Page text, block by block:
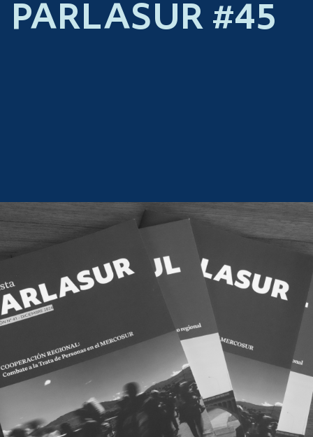
PARLASUR #45